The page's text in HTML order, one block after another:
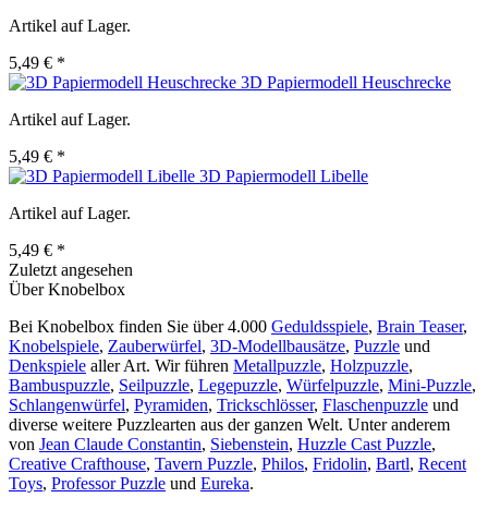
Artikel auf Lager.
5,49 € *
3D Papiermodell Heuschrecke
Artikel auf Lager.
5,49 € *
3D Papiermodell Libelle
Artikel auf Lager.
5,49 € *
Zuletzt angesehen
Über Knobelbox
Bei Knobelbox finden Sie über 4.000 Geduldsspiele, Brain Teaser,
Knobelspiele, Zauberwürfel, 3D-Modellbausätze, Puzzle und
Denkspiele aller Art. Wir führen Metallpuzzle, Holzpuzzle,
Bambuspuzzle, Seilpuzzle, Legepuzzle, Würfelpuzzle, Mini-Puzzle,
Schlangenwürfel, Pyramiden, Trickschlösser, Flaschenpuzzle und
diverse weitere Puzzlearten aus der ganzen Welt. Unter anderem
von Jean Claude Constantin, Siebenstein, Huzzle Cast Puzzle,
Creative Crafthouse, Tavern Puzzle, Philos, Fridolin, Bartl, Recent
Toys, Professor Puzzle und Eureka.